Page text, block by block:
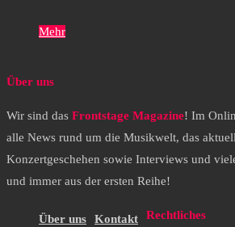
Mehr
Über uns
Wir sind das Frontstage Magazine! Im
alle News rund um die Musikwelt, das
Konzertgeschehen sowie Interviews und
und immer aus der ersten Reihe!
Über uns Kontakt Rechtliches